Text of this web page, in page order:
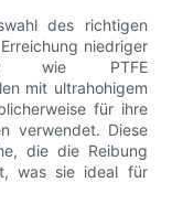
des richtigen
niedriger
wie PTFE
mit ultrahohigem
für ihre
verwendet. Diese
die die Reibung
was sie ideal für